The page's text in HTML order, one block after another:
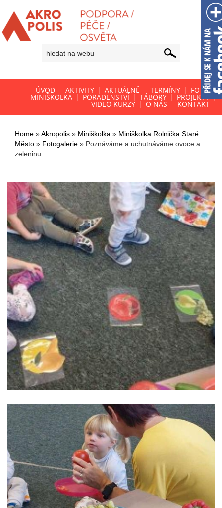
ÚVOD AKTIVITY AKTUÁLNĚ TERMÍNY FOTO
MINIŠKOLKA PORADENSTVÍ TÁBORY PROJEKTY
VIDEO KURZY O NÁS KONTAKT
Home »Akropolis » Miniškolka » Miniškolka Rolnička Staré
Město » Fotogalerie » Poznáváme a uchutnáváme ovoce a
zeleninu